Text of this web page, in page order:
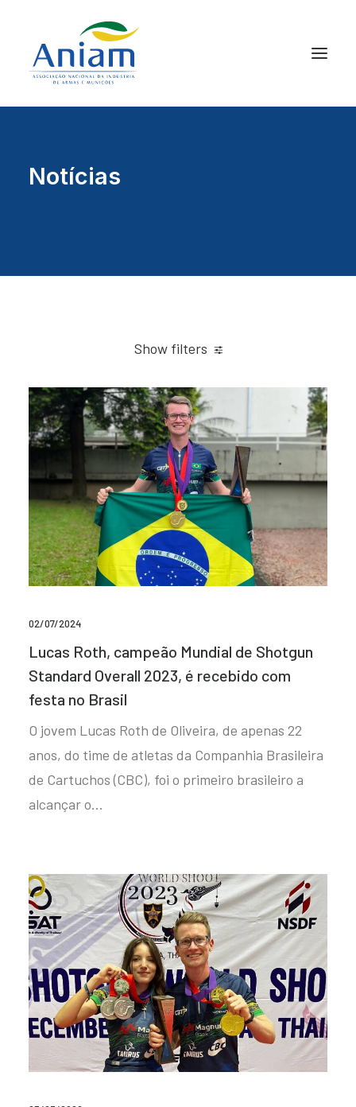
Notícias
Show filters
02/07/2024
Lucas Roth, campeão Mundial de Shotgun
Standard Overall 2023, é recebido com
festa no Brasil
O jovem Lucas Roth de Oliveira, de apenas 22
anos, do time de atletas da Companhia Brasileira
de Cartuchos (CBC), foi o primeiro brasileiro a
alcançar o…